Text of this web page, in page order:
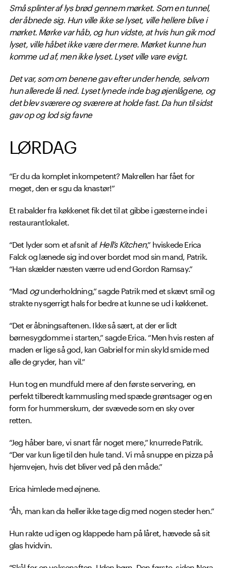
Små splinter af lys brød gennem mørket. Som en tunnel,
der åbnede sig. Hun ville ikke se lyset, ville hellere blive i
mørket. Mørke var håb, og hun vidste, at hvis hun gik mod
lyset, ville håbet ikke være der mere. Mørket kunne hun
komme ud af, men ikke lyset. Lyset ville vare evigt.
Det var, som om benene gav efter under hende, selvom
hun allerede lå ned. Lyset lynede inde bag øjenlågene, og
det blev sværere og sværere at holde fast. Da hun til sidst
gav op og lod sig favne
LØRDAG
“Er du da komplet inkompetent? Makrellen har fået for
meget, den er sgu da knastør!”
Et rabalder fra køkkenet fik det til at gibbe i gæsterne inde i
restaurantlokalet.
“Det lyder som et afsnit afHell’s Kitchen,” hviskede Erica
Falck og lænede sig ind over bordet mod sin mand, Patrik.
“Han skælder næsten værre ud end Gordon Ramsay.”
“Mad ogunderholdning,” sagde Patrik med et skævt smil og
strakte nysgerrigt hals for bedre at kunne se ud i køkkenet.
“Det er åbningsaftenen. Ikke så sært, at der er lidt
børnesygdomme i starten,” sagde Erica. “Men hvis resten af
maden er lige så god, kan Gabriel for min skyld smide med
alle de gryder, han vil.”
Hun tog en mundfuld mere af den første servering, en
perfekt tilberedt kammusling med spæde grøntsager og en
form for hummerskum, der svævede som en sky over
retten.
“Jeg håber bare, vi snart får noget mere,” knurrede Patrik.
“Der var kun lige til den hule tand. Vi må snuppe en pizza på
hjemvejen, hvis det bliver ved på den måde.”
Erica himlede med øjnene.
“Åh, man kan da heller ikke tage dig med nogen steder hen.”
Hun rakte ud igen og klappede ham på låret, hævede så sit
glas hvidvin.